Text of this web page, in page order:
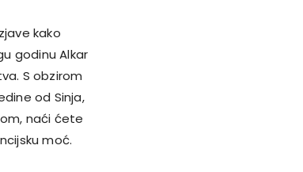
kako
godinu Alkar
S obzirom
od Sinja,
naći ćete
moć.